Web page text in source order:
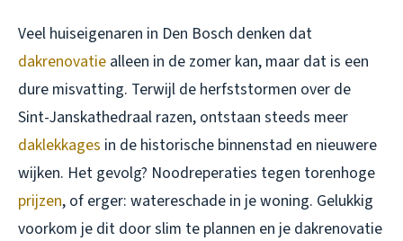
Veel huiseigenaren in Den Bosch denken dat
dakrenovatie alleen in de zomer kan, maar dat is een
dure misvatting. Terwijl de herfststormen over de
Sint-Janskathedraal razen, ontstaan steeds meer
daklekkages in de historische binnenstad en nieuwere
wijken. Het gevolg? Noodreperaties tegen torenhoge
prijzen, of erger: watereschade in je woning. Gelukkig
voorkom je dit door slim te plannen en je dakrenovatie